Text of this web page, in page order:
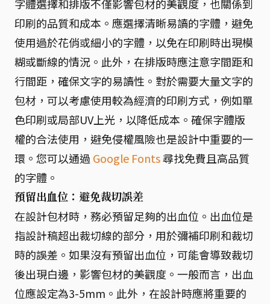
字體選擇和排版不僅影響包材的美觀度，也關係到
印刷的品質和成本。應選擇清晰易讀的字體，避免
使用過於花俏或細小的字體，以免在印刷時出現模
糊或斷線的情況。此外，在排版時應注意字間距和
行間距，確保文字的易讀性。對於需要大量文字的
包材，可以考慮使用較為經濟的印刷方式，例如單
色印刷或局部UV上光，以降低成本。確保字體版
權的合法使用，避免侵權風險也是設計中重要的一
環。您可以通過 Google Fonts尋找免費且高品質
的字體。
預留出血位：避免裁切誤差
在設計包材時，務必預留足夠的出血位。出血位是
指設計稿超出裁切線的部分，用於彌補印刷和裁切
時的誤差。如果沒有預留出血位，可能會導致裁切
後出現白邊，影響包材的美觀度。一般而言，出血
位應設定為3-5mm。此外，在設計時應將重要的